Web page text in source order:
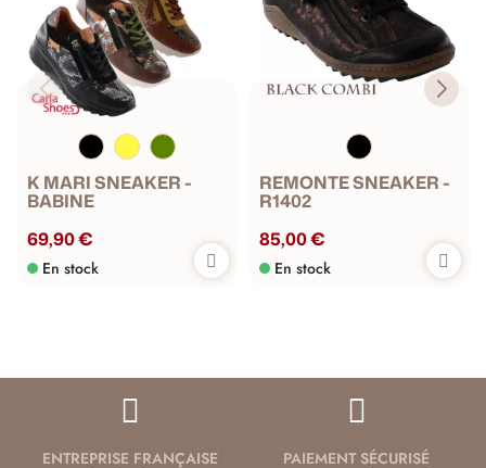
K MARI SNEAKER -
BABINE
69,90 €
En stock
REMONTE SNEAKER -
R1402
85,00 €
En stock
ENTREPRISE FRANÇAISE
PAIEMENT SÉCURISÉ